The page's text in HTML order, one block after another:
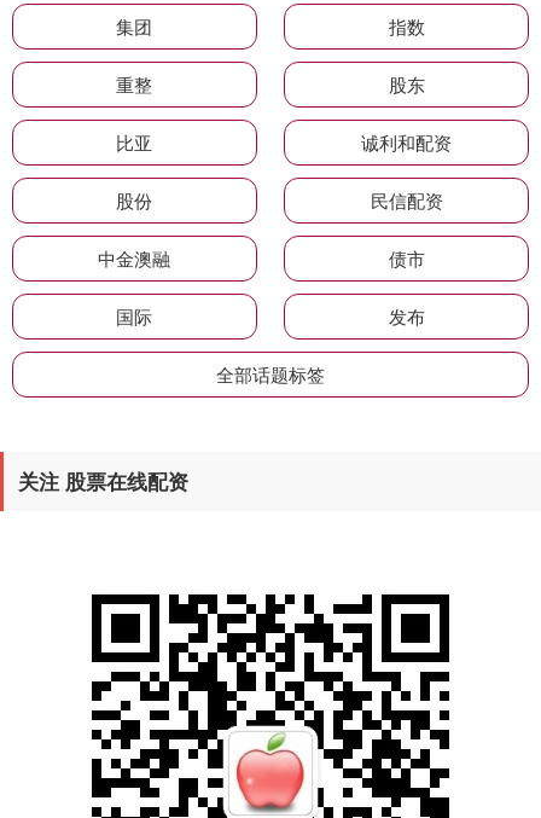
集团 指数
重整 股东
比亚 诚利和配资
股份 民信配资
中金澳融 债市
国际 发布
全部话题标签
关注 股票在线配资